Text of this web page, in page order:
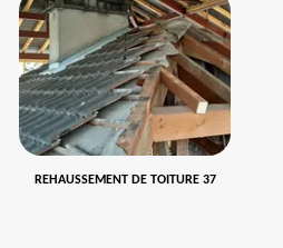
REHAUSSEMENT DE TOITURE 37